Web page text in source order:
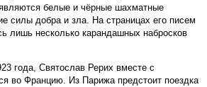
белые и чёрные шахматные
силы добра и зла. На страницах его писем
лишь несколько карандашных набросков
года, Святослав Рерих вместе с
во Францию. Из Парижа предстоит поездка